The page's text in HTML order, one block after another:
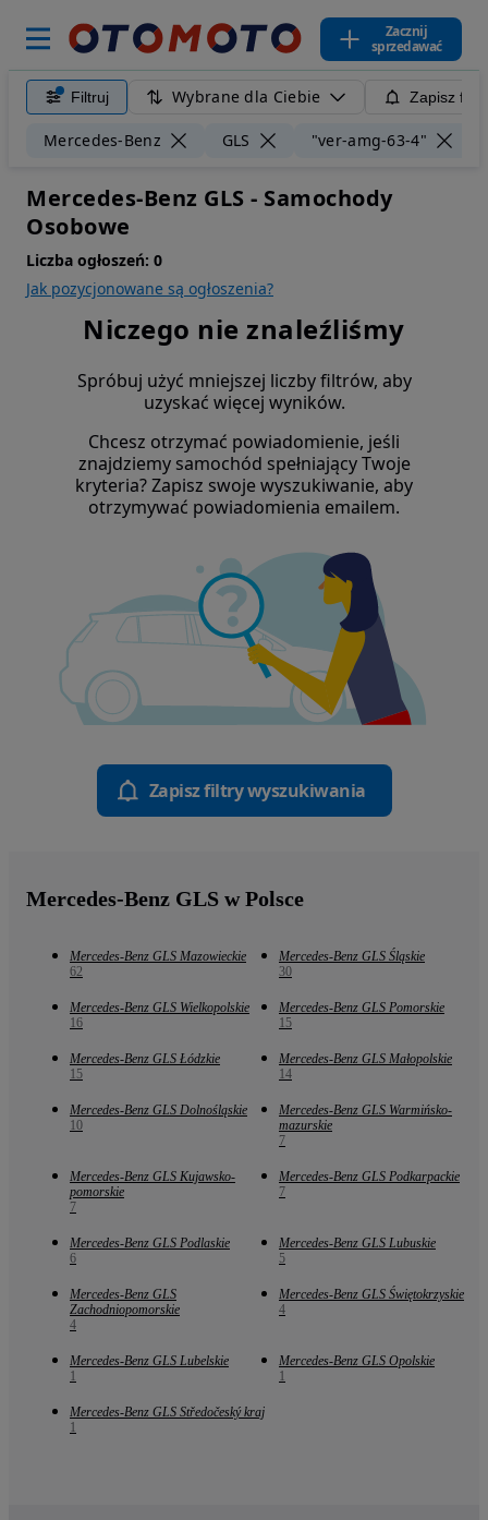
Zacznij
sprzedawać
Filtruj Wybrane dla Ciebie Zapisz
Mercedes-Benz GLS "ver-amg-63-4"
Mercedes-Benz GLS - Samochody
Osobowe
Liczba ogłoszeń: 0
Jak pozycjonowane są ogłoszenia?
Niczego nie znaleźliśmy
Spróbuj użyć mniejszej liczby filtrów, aby
uzyskać więcej wyników.
Chcesz otrzymać powiadomienie, jeśli
znajdziemy samochód spełniający Twoje
kryteria? Zapisz swoje wyszukiwanie, aby
otrzymywać powiadomienia emailem.
Zapisz filtry wyszukiwania
Mercedes-Benz GLS w Polsce
Mercedes-Benz GLS Mazowieckie
62
Mercedes-Benz GLS Śląskie
30
Mercedes-Benz GLS Wielkopolskie
16
Mercedes-Benz GLS Pomorskie
15
Mercedes-Benz GLS Łódzkie
15
Mercedes-Benz GLS Małopolskie
14
Mercedes-Benz GLS Dolnośląskie
10
Mercedes-Benz GLS Warmińsko-
mazurskie
7
Mercedes-Benz GLS Kujawsko-
pomorskie
7
Mercedes-Benz GLS Podkarpackie
7
Mercedes-Benz GLS Podlaskie
6
Mercedes-Benz GLS Lubuskie
5
Mercedes-Benz GLS
Zachodniopomorskie
4
Mercedes-Benz GLS Świętokrzyskie
4
Mercedes-Benz GLS Lubelskie
1
Mercedes-Benz GLS Opolskie
1
Mercedes-Benz GLS Středočeský kraj
1